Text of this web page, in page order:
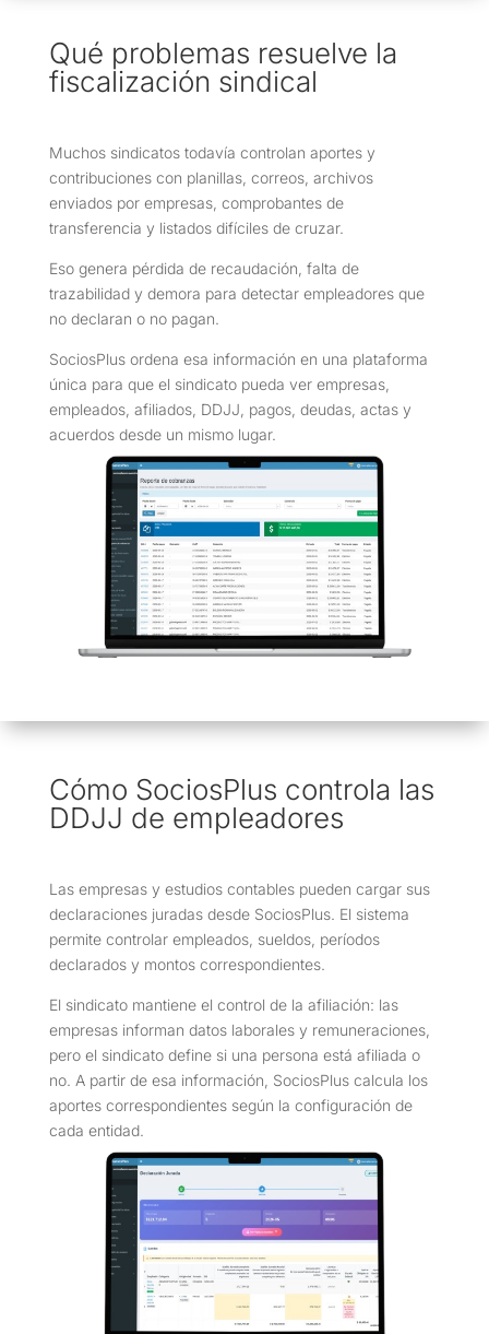
Qué problemas resuelve la
fiscalización sindical
Muchos sindicatos todavía controlan aportes y
contribuciones con planillas, correos, archivos
enviados por empresas, comprobantes de
transferencia y listados difíciles de cruzar.
Eso genera pérdida de recaudación, falta de
trazabilidad y demora para detectar empleadores que
no declaran o no pagan.
SociosPlus ordena esa información en una plataforma
única para que el sindicato pueda ver empresas,
empleados, afiliados, DDJJ, pagos, deudas, actas y
acuerdos desde un mismo lugar.
Cómo SociosPlus controla las
DDJJ de empleadores
Las empresas y estudios contables pueden cargar sus
declaraciones juradas desde SociosPlus. El sistema
permite controlar empleados, sueldos, períodos
declarados y montos correspondientes.
El sindicato mantiene el control de la afiliación: las
empresas informan datos laborales y remuneraciones,
pero el sindicato define si una persona está afiliada o
no. A partir de esa información, SociosPlus calcula los
aportes correspondientes según la configuración de
cada entidad.